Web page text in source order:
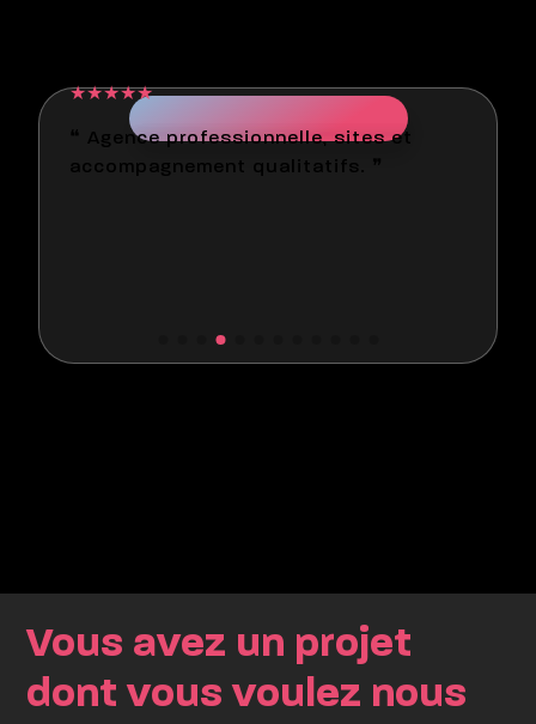
★★★★★
❝ Bonnes prestations ❞
Vous avez un projet
dont vous voulez nous